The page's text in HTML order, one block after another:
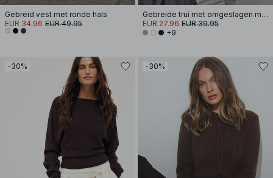
Gebreid vest met ronde hals
EUR 34.96 EUR 49.95
Gebreide trui met omgeslagen mouwen
EUR 27.96 EUR 39.95
+9
-30% -30%